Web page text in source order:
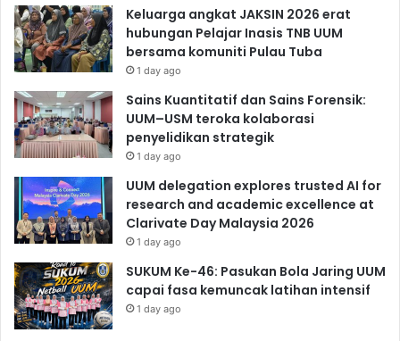
Keluarga angkat JAKSIN 2026 erat
hubungan Pelajar Inasis TNB UUM
bersama komuniti Pulau Tuba
1 day ago
Sains Kuantitatif dan Sains Forensik:
UUM–USM teroka kolaborasi
penyelidikan strategik
1 day ago
UUM delegation explores trusted AI for
research and academic excellence at
Clarivate Day Malaysia 2026
1 day ago
SUKUM Ke-46: Pasukan Bola Jaring UUM
capai fasa kemuncak latihan intensif
1 day ago